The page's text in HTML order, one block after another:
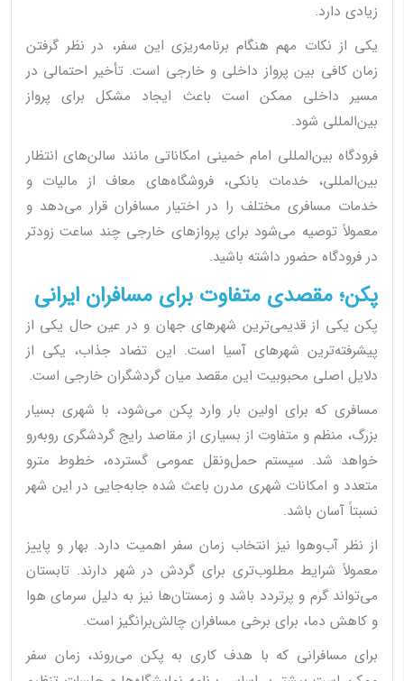
زیادی دارد.
یکی از نکات مهم هنگام برنامه‌ریزی این سفر، در نظر گرفتن
زمان کافی بین پرواز داخلی و خارجی است. تأخیر احتمالی در
مسیر داخلی ممکن است باعث ایجاد مشکل برای پرواز
بین‌المللی شود.
فرودگاه بین‌المللی امام خمینی امکاناتی مانند سالن‌های انتظار
بین‌المللی، خدمات بانکی، فروشگاه‌های معاف از مالیات و
خدمات مسافری مختلف را در اختیار مسافران قرار می‌دهد و
معمولاً توصیه می‌شود برای پروازهای خارجی چند ساعت زودتر
در فرودگاه حضور داشته باشید.
پکن؛ مقصدی متفاوت برای مسافران ایرانی
پکن یکی از قدیمی‌ترین شهرهای جهان و در عین حال یکی از
پیشرفته‌ترین شهرهای آسیا است. این تضاد جذاب، یکی از
دلایل اصلی محبوبیت این مقصد میان گردشگران خارجی است.
مسافری که برای اولین بار وارد پکن می‌شود، با شهری بسیار
بزرگ، منظم و متفاوت از بسیاری از مقاصد رایج گردشگری روبه‌رو
خواهد شد. سیستم حمل‌ونقل عمومی گسترده، خطوط مترو
متعدد و امکانات شهری مدرن باعث شده جابه‌جایی در این شهر
نسبتاً آسان باشد.
از نظر آب‌وهوا نیز انتخاب زمان سفر اهمیت دارد. بهار و پاییز
معمولاً شرایط مطلوب‌تری برای گردش در شهر دارند. تابستان
می‌تواند گرم و پرتردد باشد و زمستان‌ها نیز به دلیل سرمای هوا
و کاهش دما، برای برخی مسافران چالش‌برانگیز است.
برای مسافرانی که با هدف کاری به پکن می‌روند، زمان سفر